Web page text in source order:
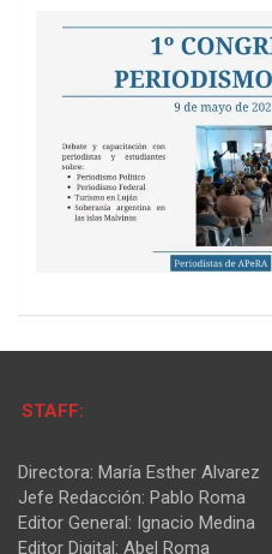
STAFF:
Directora: María Esther Alvarez
Jefe Redacción: Pablo Roma
Editor General: Ignacio Medina
Editor Digital: Abel Roma